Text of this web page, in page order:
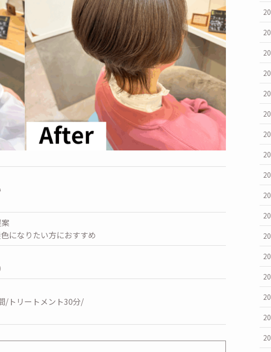
になりたい方におすすめ
/トリートメント30分/